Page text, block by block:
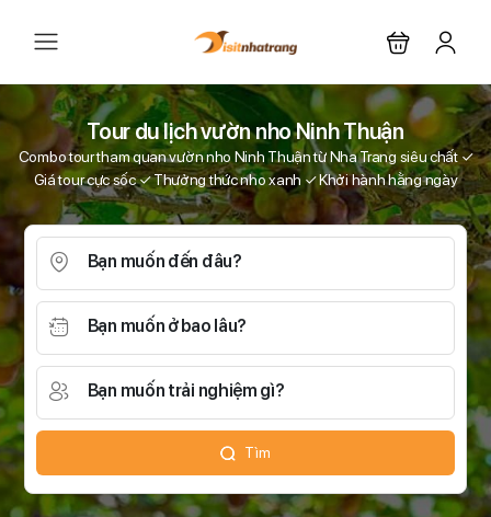
Tour du lịch vườn nho Ninh Thuận
Combo tour tham quan vườn nho Ninh Thuận từ Nha Trang siêu chất ✓
Giá tour cực sốc ✓ Thưởng thức nho xanh ✓ Khởi hành hằng ngày
Bạn muốn đến đâu?
Bạn muốn ở bao lâu?
Bạn muốn trải nghiệm gì?
Tìm